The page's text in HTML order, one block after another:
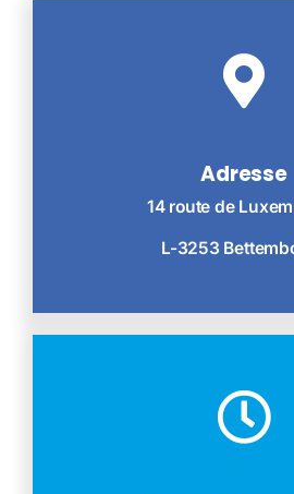
Adresse
14 route de
L-3253